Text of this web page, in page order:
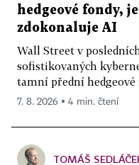
hedgeové fondy,
zdokonaluje AI
Wall Street v
sofistikovaných
tamní přední hedgeové
7. 8. 2026 ▪ 4 min. čtení
TOMÁŠ